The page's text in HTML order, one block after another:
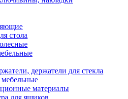
стола
держатели для стекла
материалы
для ящиков